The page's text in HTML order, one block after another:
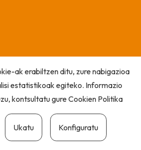
ak erabiltzen ditu, zure nabigazioa
estatistikoak egiteko. Informazio
kontsultatu gureCookien Politika
Ukatu Konfiguratu